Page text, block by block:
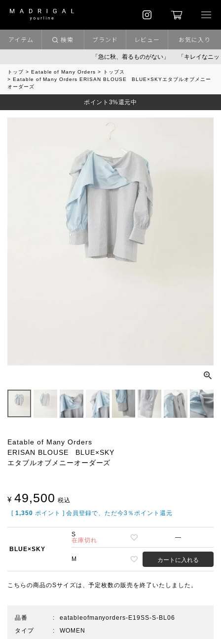
「急に秋、着るものがない」 「キレイなニット」
アイテム 検索 ブランド レビュー お気に入り
トップ Eatable of Many Orders
トップス
Eatable of Many Orders ERISAN BLOUSE BLUE×SKYエタブルオブメニー
オーダーズ
ポイント3%還元中
Eatable of Many Orders
ERISAN BLOUSE BLUE×SKY
エタブルオブメニーオーダーズ
¥ 49,500 税込
[ 1,350 ポイント ] 会員登録で、ただ今3％ポイント還元
BLUE×SKY
S
在庫切れ
—
M カートに入れる
こちらの商品のSサイズは、予定枚数の販売を終了いたしました。
品番
eatableofmanyorders-E19SS-S-BL06
タイプ
WOMEN